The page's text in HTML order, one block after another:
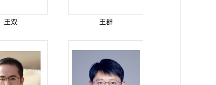
王双 王群